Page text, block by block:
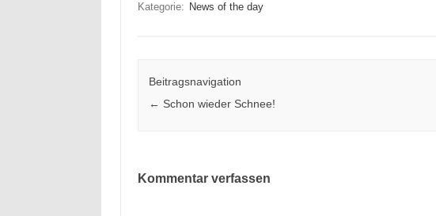
Kategorie: News of the day
Beitragsnavigation
← Schon wieder Schnee!
Kommentar verfassen